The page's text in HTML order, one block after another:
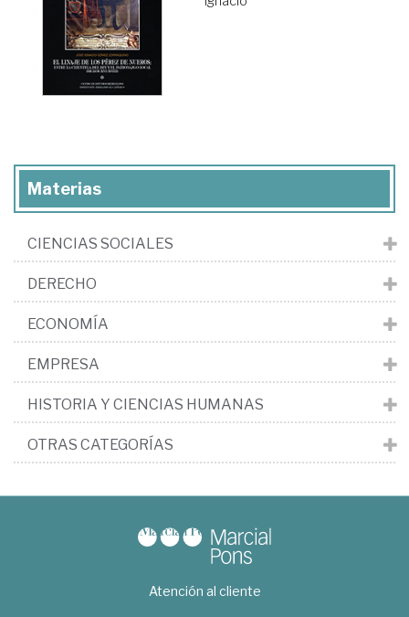
Materias
CIENCIAS SOCIALES
DERECHO
ECONOMÍA
EMPRESA
HISTORIA Y CIENCIAS HUMANAS
OTRAS CATEGORÍAS
Atención al cliente